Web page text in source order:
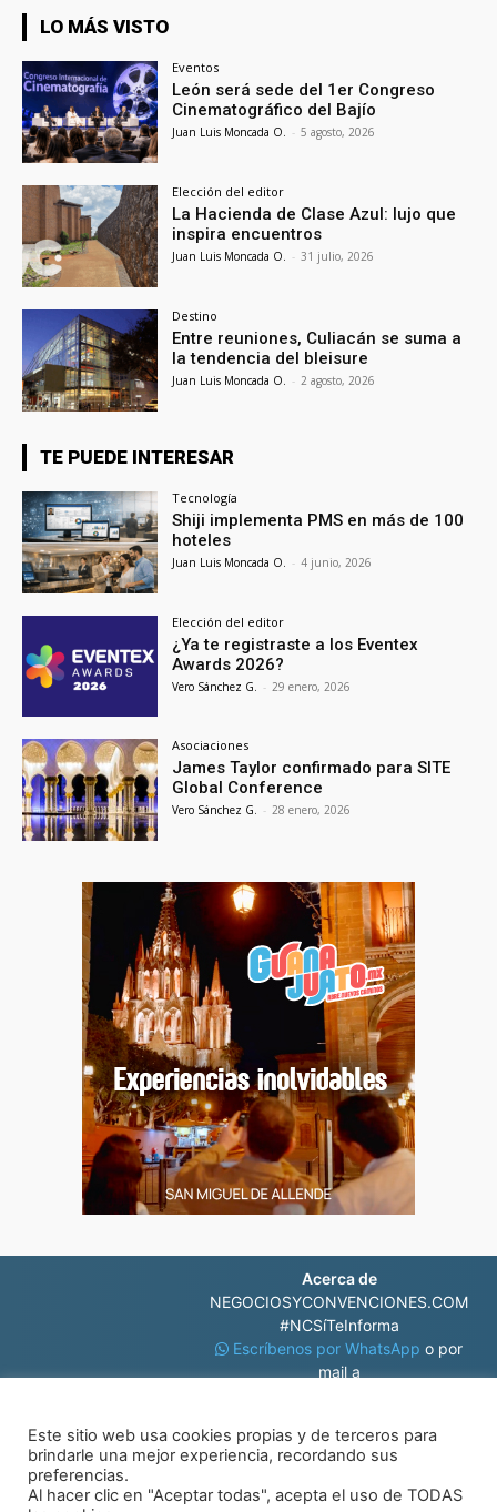
LO MÁS VISTO
Eventos
León será sede del 1er Congreso
Cinematográfico del Bajío
Juan Luis Moncada O. - 5 agosto, 2026
Elección del editor
La Hacienda de Clase Azul: lujo que
inspira encuentros
Juan Luis Moncada O. - 31 julio, 2026
Destino
Entre reuniones, Culiacán se suma a
la tendencia del bleisure
Juan Luis Moncada O. - 2 agosto, 2026
TE PUEDE INTERESAR
Tecnología
Shiji implementa PMS en más de 100
hoteles
Juan Luis Moncada O. - 4 junio, 2026
Elección del editor
¿Ya te registraste a los Eventex
Awards 2026?
Vero Sánchez G. - 29 enero, 2026
Asociaciones
James Taylor confirmado para SITE
Global Conference
Vero Sánchez G. - 28 enero, 2026
Acerca de
NEGOCIOSYCONVENCIONES.COM
#NCSíTeInforma
Escríbenos por WhatsAppo por
mail a
Este sitio web usa cookies propias y de terceros para
brindarle una mejor experiencia, recordando sus
preferencias.
Al hacer clic en "Aceptar todas", acepta el uso de TODAS